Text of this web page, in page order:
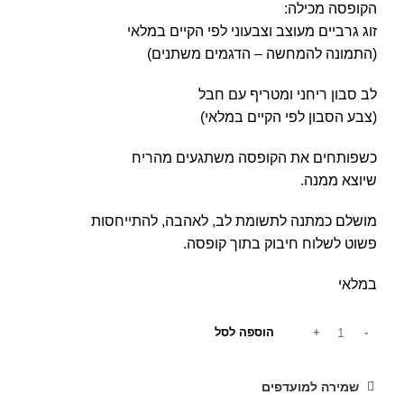
הקופסה מכילה:
זוג גרביים מעוצב וצבעוני לפי הקיים במלאי
(התמונה להמחשה – הדגמים משתנים)
לב סבון ריחני ומטריף עם חבל
(צבע הסבון לפי הקיים במלאי)
כשפותחים את הקופסה משתגעים מהריח
שיוצא ממנה.
מושלם כמתנה לתשומת לב, לאהבה, להתייחסות
פשוט לשלוח חיבוק בתוך קופסה.
במלאי
הוספה לסל
שמירה למועדפים